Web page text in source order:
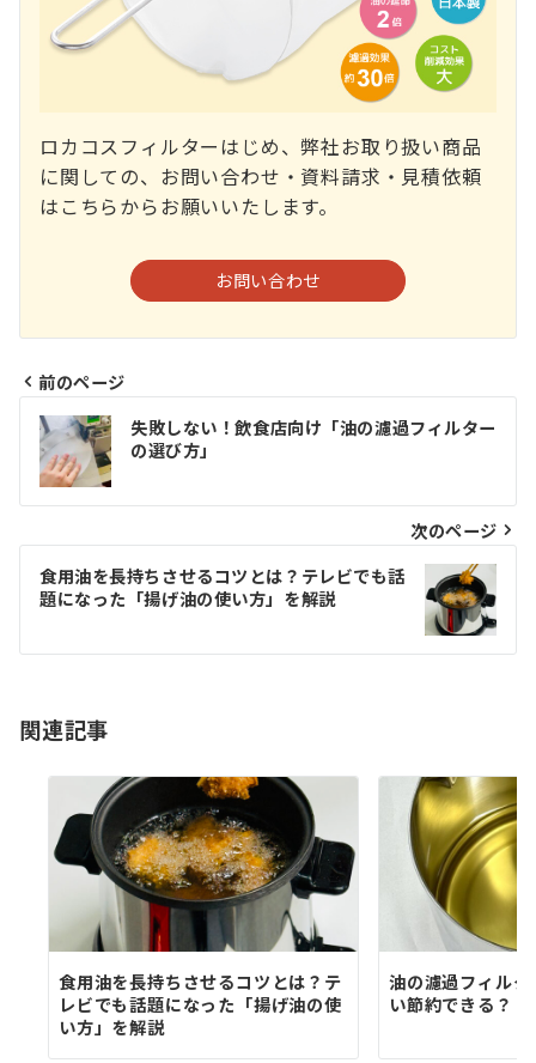
ロカコスフィルターはじめ、弊社お取り扱い商品
に関しての、お問い合わせ・資料請求・見積依頼
はこちらからお願いいたします。
お問い合わせ
投
稿
ナ
ビ
ゲ
ー
シ
ン
前のページ
失敗しない！飲食店向け「油の濾過フィルター
の選び方」
次のページ
食用油を長持ちさせるコツとは？テレビでも話
題になった「揚げ油の使い方」を解説
関連記事
食用油を長持ちさせるコツとは？テ
レビでも話題になった「揚げ油の使
い方」を解説
油の濾過フィル
い節約できる？